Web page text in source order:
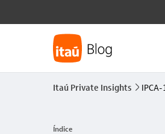
Itaú Private Insights seta_direita
Índice